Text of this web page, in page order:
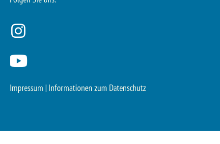
Impressum | Informationen zum Datenschutz